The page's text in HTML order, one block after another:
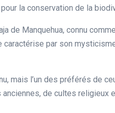
la conservation de la
de Manquehua, connu
caractérise par son
mais l’un des préférés de
de cultes religieux